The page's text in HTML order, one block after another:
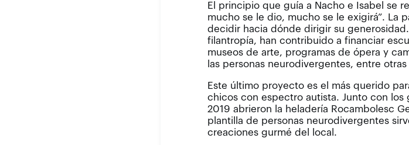
El principio que guía a Nacho e Isabel se
mucho se le dio, mucho se le exigirá”. La
decidir hacia dónde dirigir su
filantropía, han contribuido a financiar
museos de arte, programas de ópera y
las personas neurodivergentes, entre
Este último proyecto es el más querido
chicos con espectro autista. Junto con los
2019 abrieron la heladería Rocambolesc
plantilla de personas neurodivergentes
creaciones gurmé del local.